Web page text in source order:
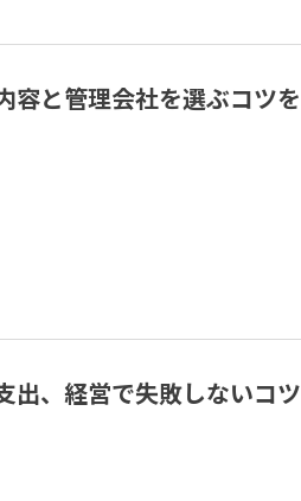
容と管理会社を選ぶコツを
出、経営で失敗しないコツ